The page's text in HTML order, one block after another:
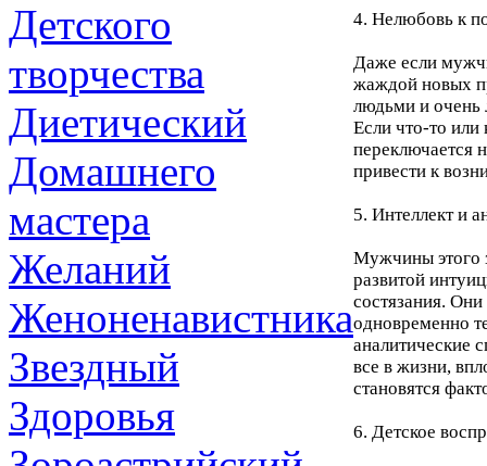
Детского
творчества
Диетический
Домашнего
мастера
Желаний
Женоненавистника
Звездный
Здоровья
4. Нелюбовь к
Даже если
жаждой новых
людьми и очень
Если что-то или
переключается
привести к
5. Интеллект и
Мужчины этого
развитой
состязания.
одновременно
аналитические
все в жизни,
становятся
6. Детское